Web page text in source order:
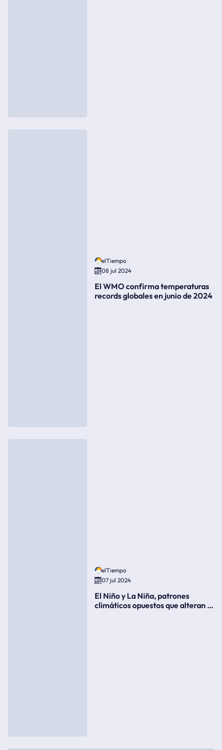
elTiempo
08 jul 2024
El WMO confirma temperaturas
records globales en junio de 2024
elTiempo
07 jul 2024
El Niño y La Niña, patrones
climáticos opuestos que alteran la